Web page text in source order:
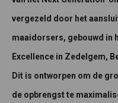
vergezeld door het
maaidorsers, gebouwd in
Excellence in Zedelgem,
Dit is ontworpen om de
de opbrengst te